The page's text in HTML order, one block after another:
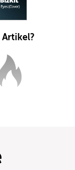
Artikel?